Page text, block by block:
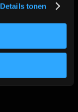
Details tonen